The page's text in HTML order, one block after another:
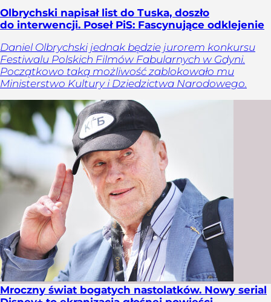
Olbrychski napisał list do Tuska, doszło
do interwencji. Poseł PiS: Fascynujące odklejenie
Daniel Olbrychski jednak będzie jurorem konkursu
Festiwalu Polskich Filmów Fabularnych w Gdyni.
Początkowo taką możliwość zablokowało mu
Ministerstwo Kultury i Dziedzictwa Narodowego.
Mroczny świat bogatych nastolatków. Nowy serial